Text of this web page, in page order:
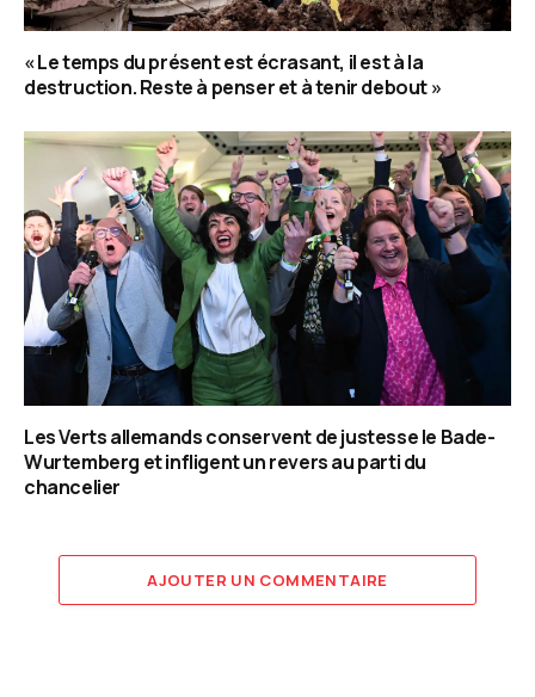
« Le temps du présent est écrasant, il est à la
destruction. Reste à penser et à tenir debout »
Les Verts allemands conservent de justesse le Bade-
Wurtemberg et infligent un revers au parti du
chancelier
AJOUTER UN COMMENTAIRE